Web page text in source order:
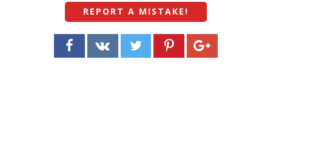
REPORT A MISTAKE !